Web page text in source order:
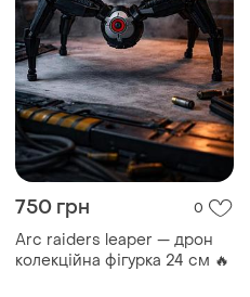
750 грн 0
Arc raiders leaper — дрон
колекційна фігурка 24 см 🔥